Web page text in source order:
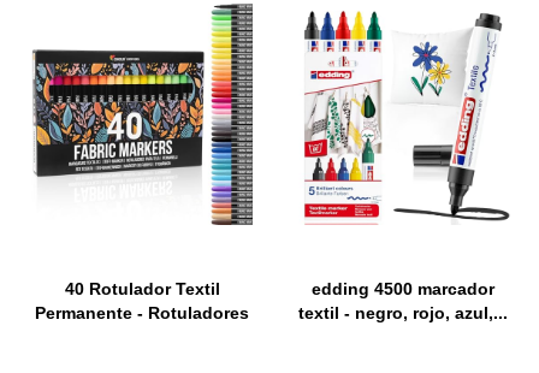
40 Rotulador Textil
Permanente - Rotuladores
edding 4500 marcador
textil - negro, rojo, azul,...